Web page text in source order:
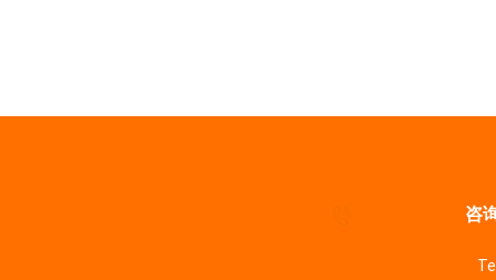
咨